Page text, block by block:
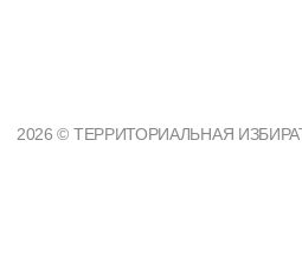
2026 © ТЕРРИТОРИАЛЬНАЯ